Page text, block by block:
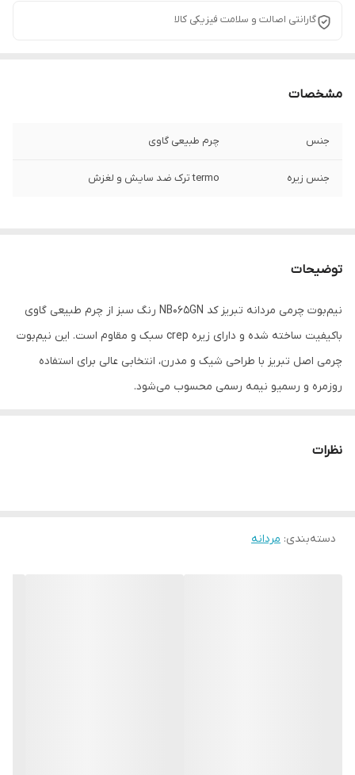
گارانتی اصالت و سلامت فیزیکی کالا
مشخصات
جنس چرم طبیعی گاوی
جنس زیره termo ترک ضد سایش و لغزش
توضیحات
نیم‌بوت چرمی مردانه تبریز کد NB065GN رنگ سبز از چرم طبیعی گاوی
باکیفیت ساخته شده و دارای زیره crep سبک و مقاوم است. این نیم‌بوت
چرمی اصل تبریز با طراحی شیک و مدرن، انتخابی عالی برای استفاده
روزمره و رسمیو نیمه رسمی محسوب می‌شود.
نظرات
دسته‌بندی: مردانه